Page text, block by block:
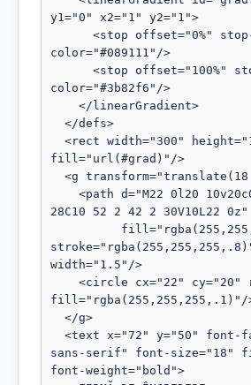
y1="0" x2="1" y2="1">
color="#089111"/>
color="#3b82f6"/>
fill="url(#grad)"/>
28C10 52 2 42 2 30V10L22 0z"
width="1.5"/>
fill="rgba(255,255,255,.1)"/
sans-serif" font-
font-weight="bold">